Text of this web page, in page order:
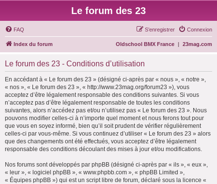
Le forum des 23
FAQ Connexion
S’enregistrer
Index du forum 23mag.com
|
Oldschool BMX France
Le forum des 23 - Conditions d’utilisation
En accédant à « Le forum des 23 » (désigné ci-après par « nous », « notre »,
« nos », « Le forum des 23 », « http://www.23mag.org/forum23 »), vous
acceptez d’être légalement responsable des conditions suivantes. Si vous
n’acceptez pas d’être légalement responsable de toutes les conditions
suivantes, alors n’accédez pas et/ou n’utilisez pas « Le forum des 23 ». Nous
pouvons modifier celles-ci à n’importe quel moment et nous ferons tout pour
que vous en soyez informé, bien qu’il soit prudent de vérifier régulièrement
celles-ci par vous-même. Si vous continuez d’utiliser « Le forum des 23 » alors
que des changements ont été effectués, vous acceptez d’être légalement
responsable des conditions découlant des mises à jour et/ou modifications.
Nos forums sont développés par phpBB (désigné ci-après par « ils », « eux »,
« leur », « logiciel phpBB », « www.phpbb.com », « phpBB Limited »,
« Équipes phpBB ») qui est un script libre de forum, déclaré sous la licence «